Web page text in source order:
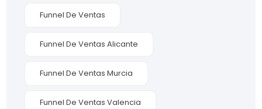
Funnel De Ventas
Funnel De Ventas Alicante
Funnel De Ventas Murcia
Funnel De Ventas Valencia